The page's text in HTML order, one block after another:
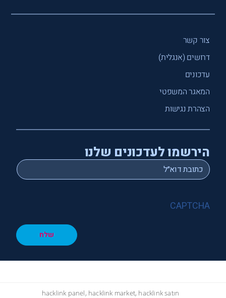
צור קשר
דרושים (אנגלית)
עדכונים
המאגר המשפטי
הצהרת נגישות
הירשמו לעדכונים שלנו
Email
*
CAPTCHA
שלח
hacklink panel, hacklink market, hacklink satın